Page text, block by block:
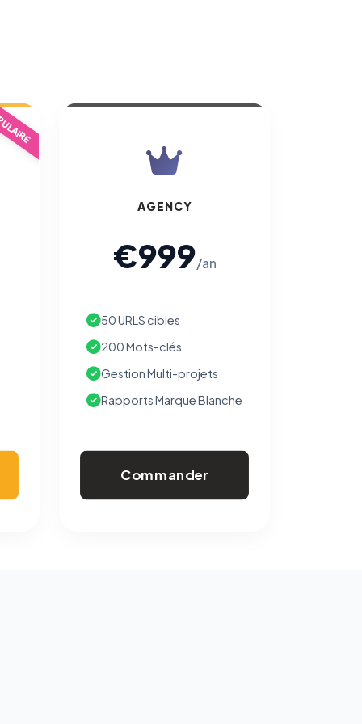
AGENCY
€999/an
50 URLS cibles
200 Mots-clés
Gestion Multi-projets
Rapports Marque Blanche
Commander